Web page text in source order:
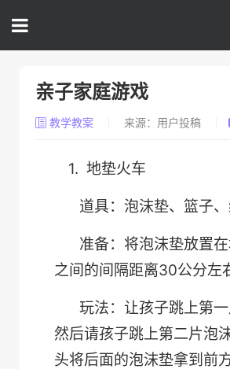
亲子家庭游戏
教学教案 来源：用户投稿
1. 地垫火车
道具：泡沫垫、篮子
准备：将泡沫垫放置
之间的间隔距离30公分左
玩法：让孩子跳上第一
然后请孩子跳上第二片泡
头将后面的泡沫垫拿到前